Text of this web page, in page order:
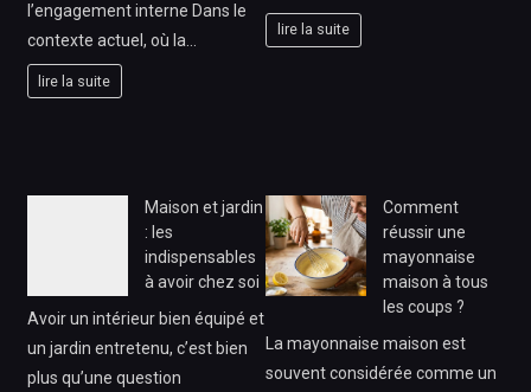
l’engagement interne Dans le
contexte actuel, où la…
lire la suite
lire la suite
Maison et jardin
: les
indispensables
à avoir chez soi
Avoir un intérieur bien équipé et
un jardin entretenu, c’est bien
plus qu’une question
Comment
réussir une
mayonnaise
maison à tous
les coups ?
La mayonnaise maison est
souvent considérée comme un